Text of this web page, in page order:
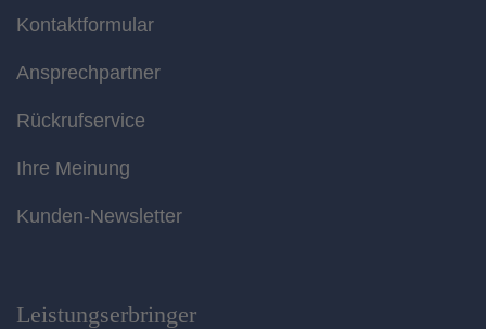
Kontaktformular
Ansprechpartner
Rückrufservice
Ihre Meinung
Kunden-Newsletter
Leistungserbringer